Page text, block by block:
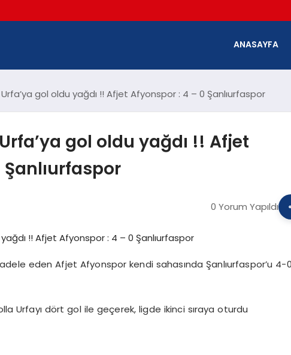
ANASAYFA
gol oldu yağdı !! Afjet Afyonspor : 4 – 0 Şanlıurfaspor
gol oldu yağdı !! Afjet
0 Yorum Yapıldı
eden Afjet Afyonspor kendi sahasında Şanlıurfaspor’u
Urfayı dört gol ile geçerek, ligde ikinci sıraya oturdu